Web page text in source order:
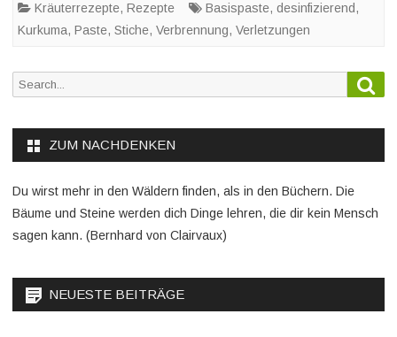
Kräuterrezepte, Rezepte Basispaste, desinfizierend,
Kurkuma, Paste, Stiche, Verbrennung, Verletzungen
Search
ZUM NACHDENKEN
Du wirst mehr in den Wäldern finden, als in den Büchern. Die
Bäume und Steine werden dich Dinge lehren, die dir kein Mensch
sagen kann. (Bernhard von Clairvaux)
NEUESTE BEITRÄGE